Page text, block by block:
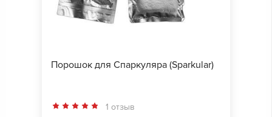
Порошок для Спаркуляра (Sparkular)
1 отзыв